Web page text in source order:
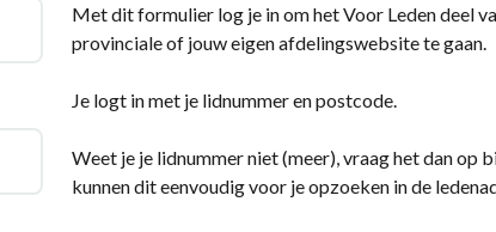
Met dit formulier log je in om het Voor Leden deel
provinciale of jouw eigen afdelingswebsite te gaan.
Je logt in met je lidnummer en postcode.
Weet je je lidnummer niet (meer), vraag het dan op
kunnen dit eenvoudig voor je opzoeken in de